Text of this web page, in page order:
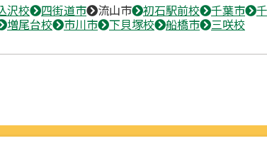
沢校 四街道市 流山市 初石駅前校 千葉市
増尾台校 市川市 下貝塚校 船橋市 三咲校